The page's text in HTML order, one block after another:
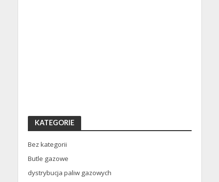
KATEGORIE
Bez kategorii
Butle gazowe
dystrybucja paliw gazowych